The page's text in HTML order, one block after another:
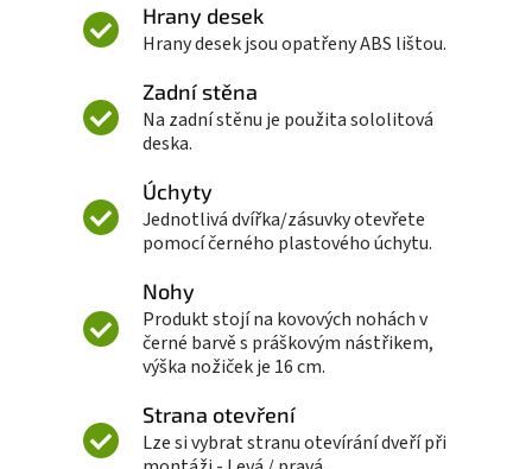
Hrany desek
Hrany desek jsou opatřeny ABS lištou.
Zadní stěna
Na zadní stěnu je použita sololitová
deska.
Úchyty
Jednotlivá dvířka/zásuvky otevřete
pomocí černého plastového úchytu.
Nohy
Produkt stojí na kovových nohách v
černé barvě s práškovým nástřikem,
výška nožiček je 16 cm.
Strana otevření
Lze si vybrat stranu otevírání dveří při